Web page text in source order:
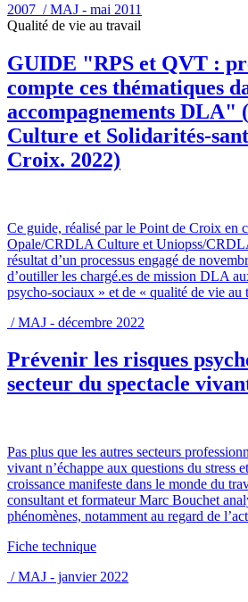
2007 / MAJ - mai 2011
Qualité de vie au travail
GUIDE "RPS et QVT :
compte ces thématiques
accompagnements DLA"
Culture et Solidarités-
Croix. 2022)
Ce guide, réalisé par le Point de Croix en
Opale/CRDLA Culture et Uniopss/
résultat d’un processus engagé de
d’outiller les chargé.es de mission DLA
psycho-sociaux » et de « qualité de vie au
/ MAJ - décembre 2022
Prévenir les risques
secteur du spectacle
Pas plus que les autres secteurs
vivant n’échappe aux questions du stress
croissance manifeste dans le monde du
consultant et formateur Marc Bouchet
phénomènes, notamment au regard de
Fiche technique
/ MAJ - janvier 2022